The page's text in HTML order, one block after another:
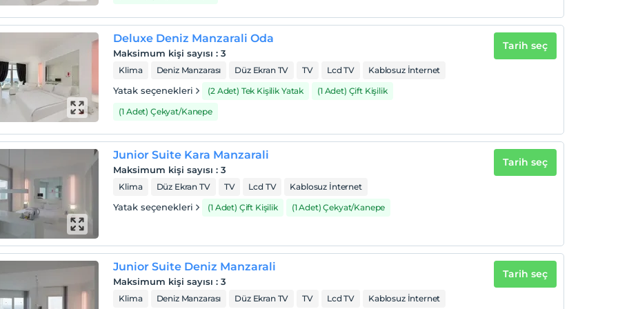
tesise 2,1 km uzaklıktadır.
geniş şezlong ve şemsiyelerle çevrili açık yüzme havuzuna
Spor yapmayı düşünen konuklar, iyi donanımlı spor
veya tenis kortlarından yararlanabilirler. Halk plajı tesise
uzaklıktadır. Konuklar plajda ek bir ücret karşılığında
ve şemsiyelerden yararlanabilirler.
Deluxe Deniz Manzarali Oda
Maksimum kişi sayısı :3
Klima Deniz Manzarası Düz Ekran TV TV Lcd TV Kablosuz İnternet
Yatak seçenekleri (2 Adet) Tek Kişilik Yatak
(1 Adet) Çift Kişilik
(1 Adet) Çekyat/Kanepe
Tarih seç
Junior Suite Kara Manzarali
Maksimum kişi sayısı :3
Klima Düz Ekran TV TV Lcd TV Kablosuz İnternet
Yatak seçenekleri (1 Adet) Çift Kişilik (1 Adet) Çekyat/Kanepe
Tarih seç
Junior Suite Deniz Manzarali
Maksimum kişi sayısı :3
Klima Deniz Manzarası Düz Ekran TV TV Lcd TV Kablosuz İnternet
Tarih seç